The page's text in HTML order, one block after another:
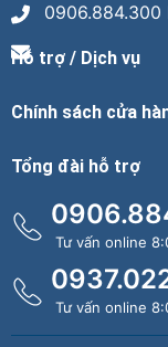
0906.884.300
Hỗ trợ / Dịch vụ
Chính sách cửa
Tổng đài hỗ trợ
Tư vấn online
Tư vấn online